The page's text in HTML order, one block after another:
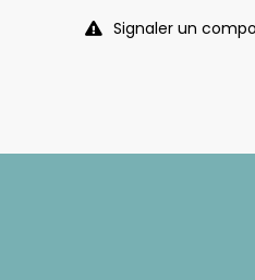
Signaler un